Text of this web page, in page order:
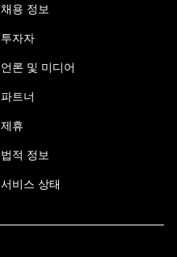
채용 정보
투자자
언론 및 미디어
파트너
제휴
법적 정보
서비스 상태